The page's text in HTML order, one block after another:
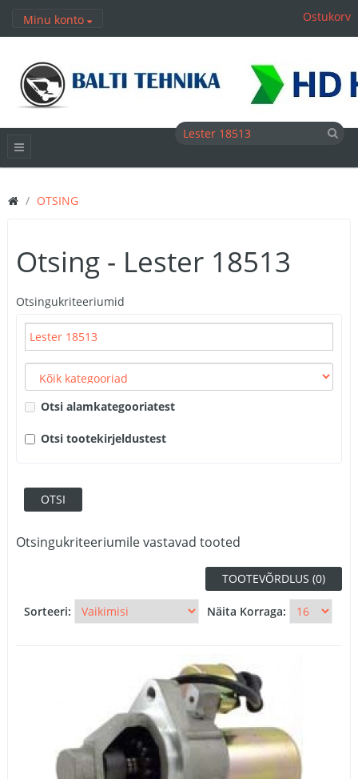
Minu konto Ostukorv
OTSING
Otsing - Lester 18513
Otsingukriteeriumid
Otsi alamkategooriatest
Otsi tootekirjeldustest
Otsingukriteeriumile vastavad tooted
TOOTEVÕRDLUS (0)
Sorteeri: Näita Korraga: